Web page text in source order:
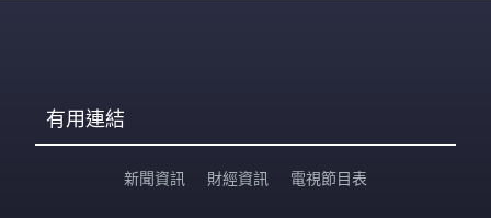
有用連結
新聞資訊 財經資訊 電視節目表